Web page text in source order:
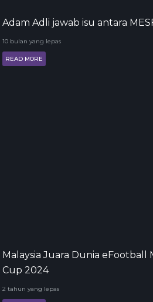
Adam Adli jawab isu antara
10 bulan yang lepas
READ MORE
Malaysia Juara Dunia eFootball
Cup 2024
2 tahun yang lepas